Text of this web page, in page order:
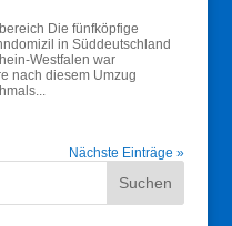
Die fünfköpfige
in Süddeutschland
Westfalen war
nach diesem Umzug
Nächste Einträge »